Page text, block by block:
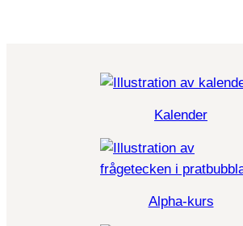
Kalender
Alpha-kurs